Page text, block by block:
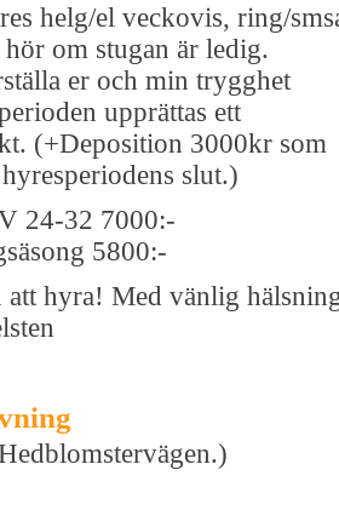
helg/el veckovis, ring/
om stugan är ledig.
er och min trygghet
upprättas ett
(+Deposition 3000kr som
slut.)
24-32 7000:-
5800:-
att hyra! Med vänlig